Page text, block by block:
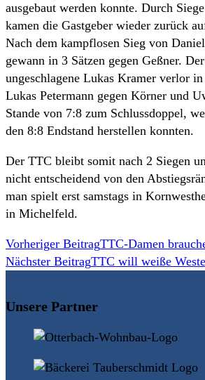
ausgebaut werden konnte. Durch
kamen die Gastgeber wieder zurück
Nach dem kampflosen Sieg von
gewann in 3 Sätzen gegen Geßner.
ungeschlagene Lukas Kramer verlor
Lukas Petermann gegen Körner und
Stande von 7:8 zum Schlussdoppel,
den 8:8 Endstand herstellen konnten.
Der TTC bleibt somit nach 2 Siegen
nicht entscheidend von den
man spielt erst samstags in
in Michelfeld.
Weitere
Artikel
Vorheriger BeitragTTC-Damen
Nächster BeitragTTC will weiße
Unsere Partner